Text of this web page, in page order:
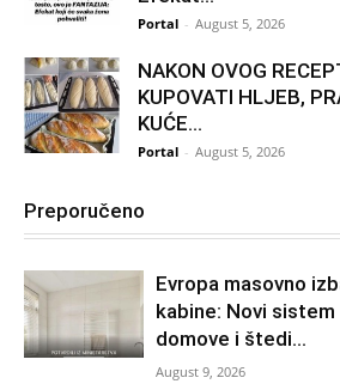
Portal - August 5, 2026
NAKON OVOG
KUPOVATI HLJEB,
KUĆE…
Portal - August 5, 2026
Preporučeno
Evropa masovno
kabine: Novi
domove i štedi...
August 9, 2026